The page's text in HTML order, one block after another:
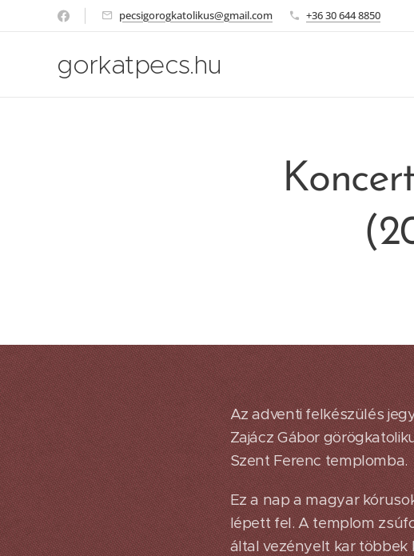
pecsigorogkatolikus@gmail.com +36 30 644 8850
gorkatpecs.hu
Az adventi felkészülés
Zajácz Gábor
Szent Ferenc templomba.
Ez a nap a magyar
lépett fel. A templom
által vezényelt kar többek